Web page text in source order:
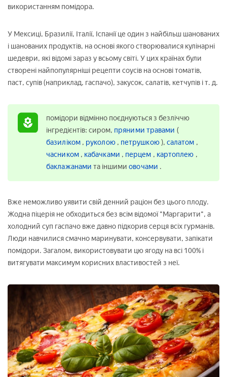
використанням помідора.
У Мексиці, Бразилії, Італії, Іспанії це один з найбільш шанованих
і шанованих продуктів, на основі якого створювалися кулінарні
шедеври, які відомі зараз у всьому світі. У цих країнах були
створені найпопулярніші рецепти соусів на основі томатів,
паст, супів (наприклад, гаспачо), закусок, салатів, кетчупів і т. д.
помідори відмінно поєднуються з безліччю
інгредієнтів: сиром, пряними травами (
базиліком , руколою , петрушкою), салатом ,
часником , кабачками , перцем , картоплею ,
баклажанамита іншимиовочами .
Вже неможливо уявити свій денний раціон без цього плоду.
Жодна піцерія не обходиться без всім відомої "Маргарити", а
холодний суп гаспачо вже давно підкорив серця всіх гурманів.
Люди навчилися смачно маринувати, консервувати, запікати
помідори. Загалом, використовувати цю ягоду на всі 100% і
витягувати максимум корисних властивостей з неї.